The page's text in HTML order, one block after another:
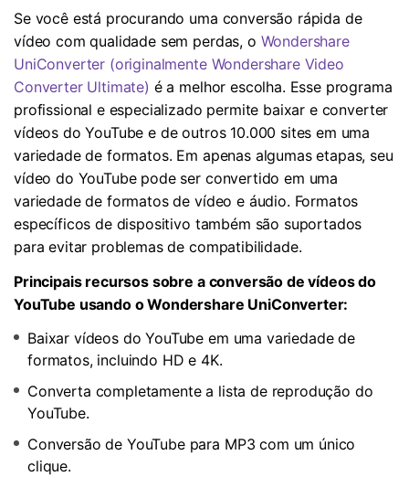
Se você está procurando uma conversão rápida de
vídeo com qualidade sem perdas, o Wondershare
UniConverter (originalmente Wondershare Video
Converter Ultimate) é a melhor escolha. Esse programa
profissional e especializado permite baixar e converter
vídeos do YouTube e de outros 10.000 sites em uma
variedade de formatos. Em apenas algumas etapas, seu
vídeo do YouTube pode ser convertido em uma
variedade de formatos de vídeo e áudio. Formatos
específicos de dispositivo também são suportados
para evitar problemas de compatibilidade.
Principais recursos sobre a conversão de vídeos do
YouTube usando o Wondershare UniConverter:
Baixar vídeos do YouTube em uma variedade de
formatos, incluindo HD e 4K.
Converta completamente a lista de reprodução do
YouTube.
Conversão de YouTube para MP3 com um único
clique.